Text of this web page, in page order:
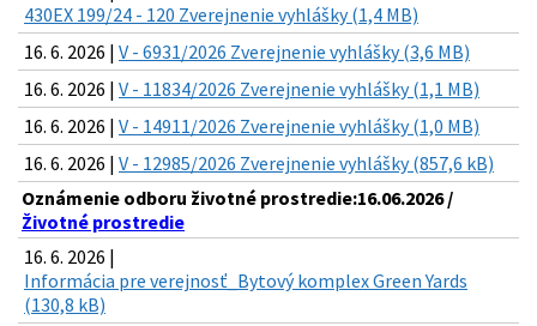
430EX 199/24 - 120 Zverejnenie vyhlášky (1,4 MB)
16. 6. 2026 | V - 6931/2026 Zverejnenie vyhlášky (3,6 MB)
16. 6. 2026 | V - 11834/2026 Zverejnenie vyhlášky (1,1 MB)
16. 6. 2026 | V - 14911/2026 Zverejnenie vyhlášky (1,0 MB)
16. 6. 2026 | V - 12985/2026 Zverejnenie vyhlášky (857,6 kB)
Oznámenie odboru životné prostredie:16.06.2026 /
Životné prostredie
16. 6. 2026 |
Informácia pre verejnosť_Bytový komplex Green Yards
(130,8 kB)